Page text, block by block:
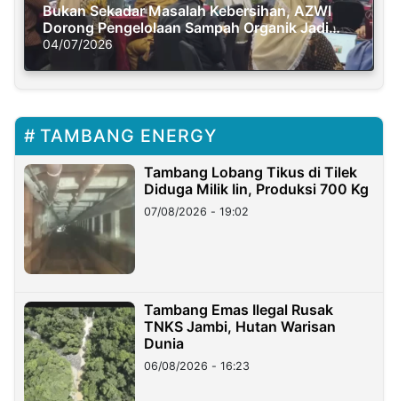
Bukan Sekadar Masalah Kebersihan, AZWI
Dorong Pengelolaan Sampah Organik Jadi
Solusi Krisis Iklim
04/07/2026
TAMBANG ENERGY
Tambang Lobang Tikus di Tilek
Diduga Milik Iin, Produksi 700 Kg
07/08/2026 - 19:02
Tambang Emas Ilegal Rusak
TNKS Jambi, Hutan Warisan
Dunia
06/08/2026 - 16:23